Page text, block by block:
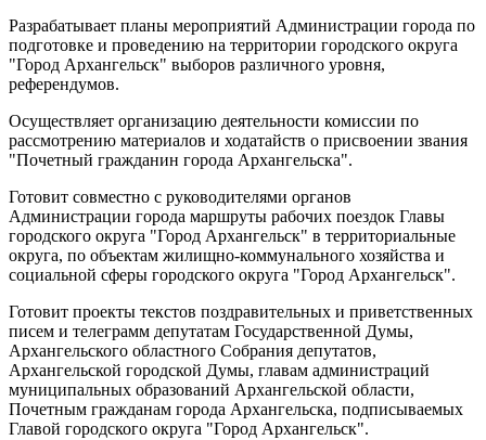
Разрабатывает планы мероприятий Администрации города по
подготовке и проведению на территории городского округа
"Город Архангельск" выборов различного уровня,
референдумов.
Осуществляет организацию деятельности комиссии по
рассмотрению материалов и ходатайств о присвоении звания
"Почетный гражданин города Архангельска".
Готовит совместно с руководителями органов
Администрации города маршруты рабочих поездок Главы
городского округа "Город Архангельск" в территориальные
округа, по объектам жилищно-коммунального хозяйства и
социальной сферы городского округа "Город Архангельск".
Готовит проекты текстов поздравительных и приветственных
писем и телеграмм депутатам Государственной Думы,
Архангельского областного Собрания депутатов,
Архангельской городской Думы, главам администраций
муниципальных образований Архангельской области,
Почетным гражданам города Архангельска, подписываемых
Главой городского округа "Город Архангельск".